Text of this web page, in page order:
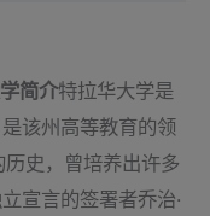
简介特拉华大学是
该州高等教育的领
史，曾培养出许多
宣言的签署者乔治·